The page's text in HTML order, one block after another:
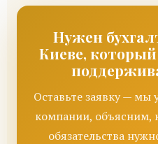
Нужен
Киеве,
Оставьте заявку —
компании, объясним,
обязательства